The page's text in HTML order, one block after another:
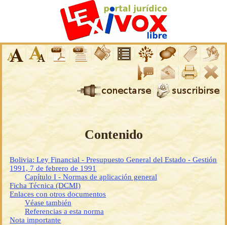
Contenido
Bolivia: Ley Financial - Presupuesto General del Estado - Gestión
1991, 7 de febrero de 1991
Capítulo I - Normas de aplicación general
Ficha Técnica (DCMI)
Enlaces con otros documentos
Véase también
Referencias a esta norma
Nota importante